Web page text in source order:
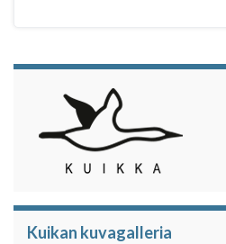
Kuikan kuvagalleria